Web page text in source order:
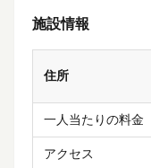
施設情報
住所
一人当たりの料金
アクセス